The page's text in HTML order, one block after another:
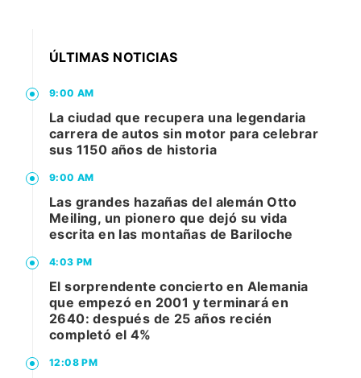
ÚLTIMAS NOTICIAS
9:00 AM
La ciudad que recupera una legendaria
carrera de autos sin motor para celebrar
sus 1150 años de historia
9:00 AM
Las grandes hazañas del alemán Otto
Meiling, un pionero que dejó su vida
escrita en las montañas de Bariloche
4:03 PM
El sorprendente concierto en Alemania
que empezó en 2001 y terminará en
2640: después de 25 años recién
completó el 4%
12:08 PM